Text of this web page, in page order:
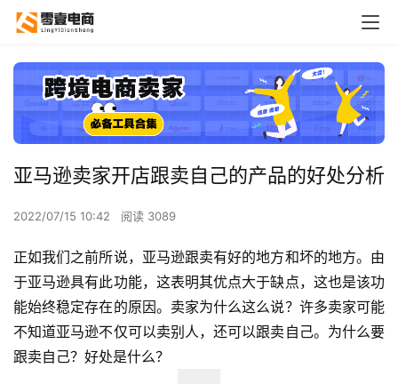
亚马逊卖家开店跟卖自己的产品的好处分析
2022/07/15 10:42 阅读 3089
正如我们之前所说，亚马逊跟卖有好的地方和坏的地方。由
于亚马逊具有此功能，这表明其优点大于缺点，这也是该功
能始终稳定存在的原因。卖家为什么这么说？许多卖家可能
不知道亚马逊不仅可以卖别人，还可以跟卖自己。为什么要
跟卖自己？好处是什么？